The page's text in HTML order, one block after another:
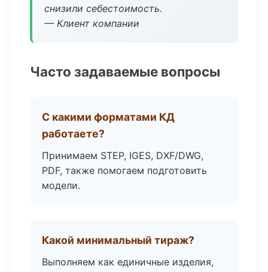
снизили себестоимость.
— Клиент компании
Часто задаваемые вопросы
С какими форматами КД
работаете?
Принимаем STEP, IGES, DXF/DWG,
PDF, также помогаем подготовить
модели.
Какой минимальный тираж?
Выполняем как единичные изделия,